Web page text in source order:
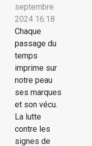
septembre
2024 16:18
Chaque
passage du
temps
imprime sur
notre peau
ses marques
et son vécu.
La lutte
contre les
signes de